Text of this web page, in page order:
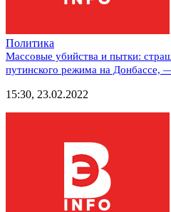
Политика
Массовые убийства и пытки:
путинского режима на
15:30, 23.02.2022